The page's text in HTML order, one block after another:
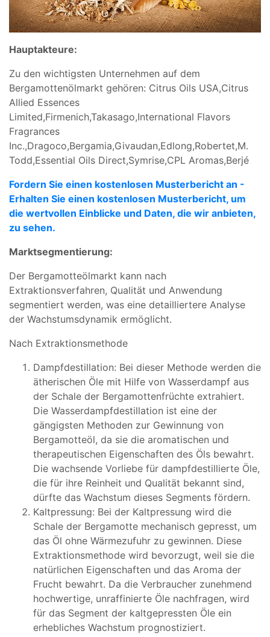
Hauptakteure:
Zu den wichtigsten Unternehmen auf dem
Bergamottenölmarkt gehören: Citrus Oils USA,Citrus
Allied Essences
Limited,Firmenich,Takasago,International Flavors
Fragrances
Inc.,Dragoco,Bergamia,Givaudan,Edlong,Robertet,M.
Todd,Essential Oils Direct,Symrise,CPL Aromas,Berjé
Fordern Sie einen kostenlosen Musterbericht an -
Erhalten Sie einen kostenlosen Musterbericht, um
die wertvollen Einblicke und Daten, die wir anbieten,
zu sehen.
Marktsegmentierung:
Der Bergamotteölmarkt kann nach
Extraktionsverfahren, Qualität und Anwendung
segmentiert werden, was eine detailliertere Analyse
der Wachstumsdynamik ermöglicht.
Nach Extraktionsmethode
Dampfdestillation: Bei dieser Methode werden die
ätherischen Öle mit Hilfe von Wasserdampf aus
der Schale der Bergamottenfrüchte extrahiert.
Die Wasserdampfdestillation ist eine der
gängigsten Methoden zur Gewinnung von
Bergamotteöl, da sie die aromatischen und
therapeutischen Eigenschaften des Öls bewahrt.
Die wachsende Vorliebe für dampfdestillierte Öle,
die für ihre Reinheit und Qualität bekannt sind,
dürfte das Wachstum dieses Segments fördern.
Kaltpressung: Bei der Kaltpressung wird die
Schale der Bergamotte mechanisch gepresst, um
das Öl ohne Wärmezufuhr zu gewinnen. Diese
Extraktionsmethode wird bevorzugt, weil sie die
natürlichen Eigenschaften und das Aroma der
Frucht bewahrt. Da die Verbraucher zunehmend
hochwertige, unraffinierte Öle nachfragen, wird
für das Segment der kaltgepressten Öle ein
erhebliches Wachstum prognostiziert.